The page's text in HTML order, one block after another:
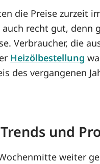
die Preise zurzeit
recht gut, denn
Verbraucher, die
Heizölbestellung
des vergangenen
und
weiter